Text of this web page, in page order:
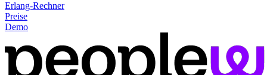
Erlang-Rechner
Preise
Demo